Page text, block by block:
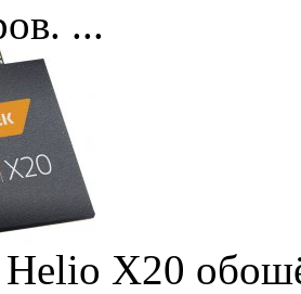
...
X20